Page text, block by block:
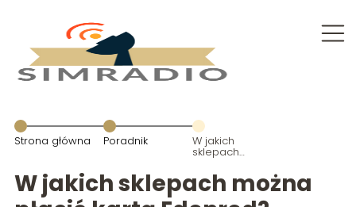
Strona główna Poradnik W jakich
sklepach
można płacić
kartą
Edenred?
W jakich sklepach można